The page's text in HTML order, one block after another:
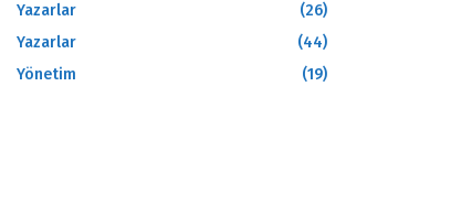
Yazarlar
(26)
Yazarlar
(44)
Yönetim
(19)